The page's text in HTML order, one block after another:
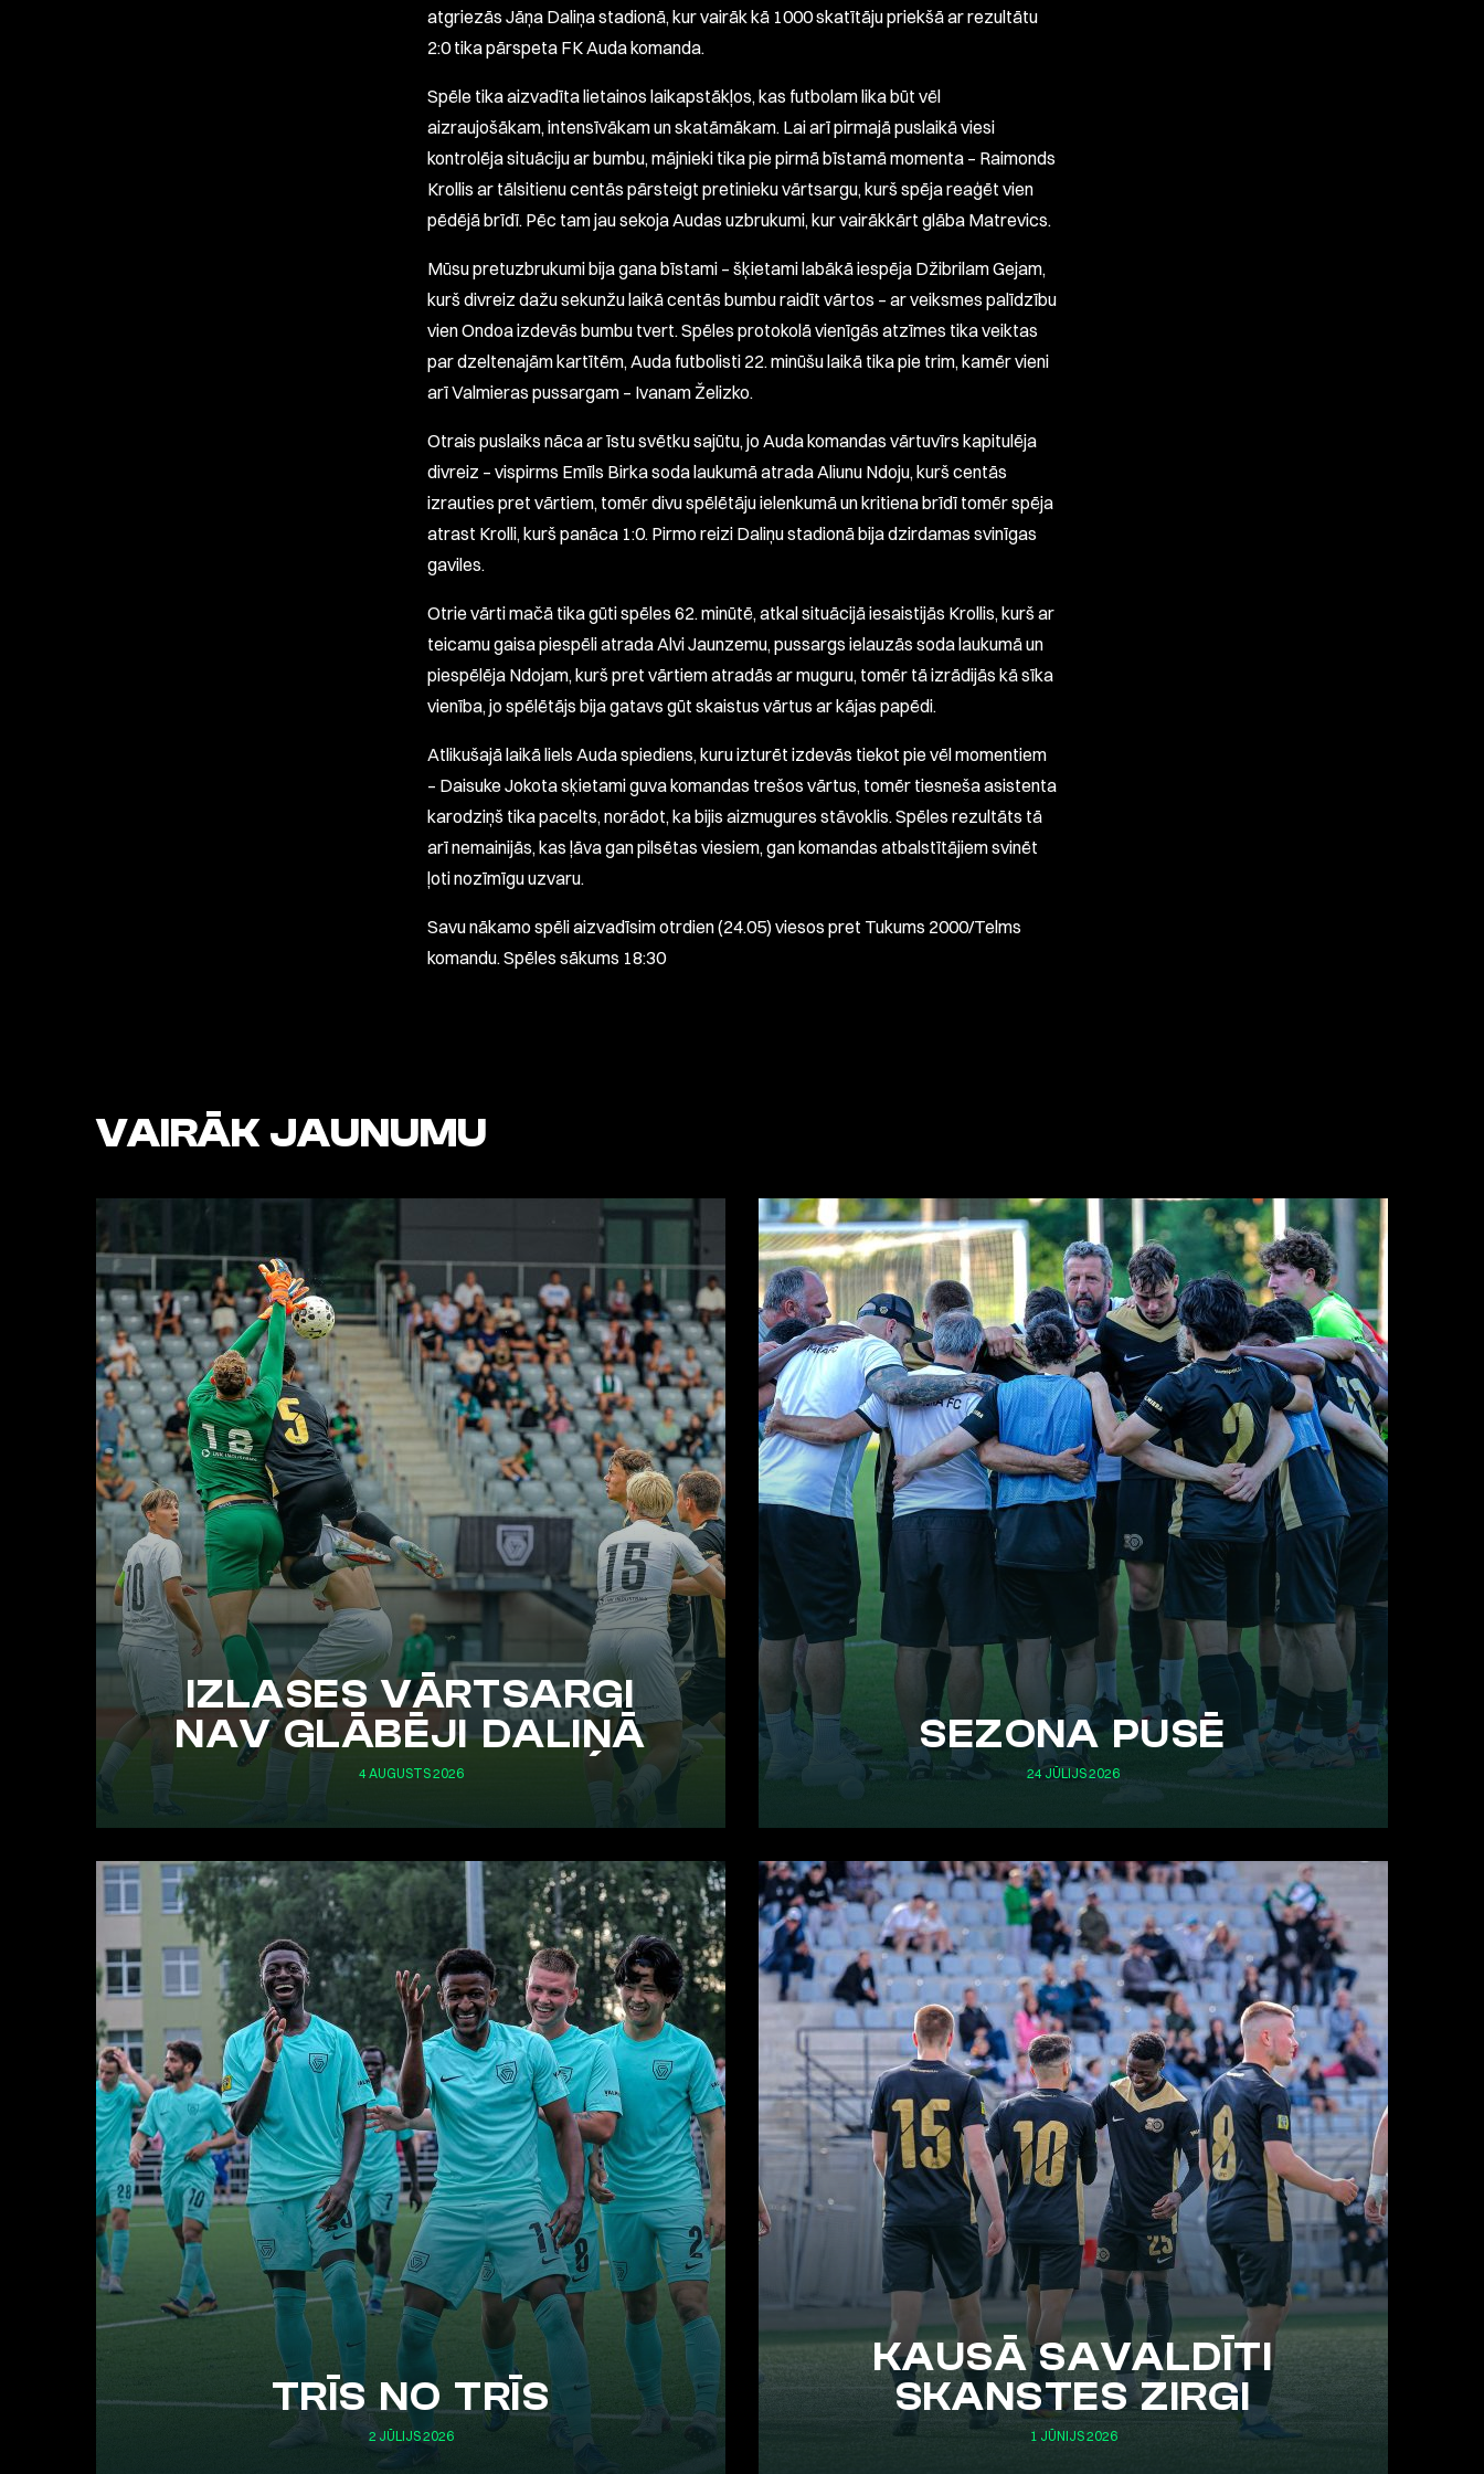
atgriezās Jāņa Daliņa stadionā, kur vairāk kā 1000 skatītāju priekšā ar rezultātu
2:0 tika pārspeta FK Auda komanda.
Spēle tika aizvadīta lietainos laikapstākļos, kas futbolam lika būt vēl
aizraujošākam, intensīvākam un skatāmākam. Lai arī pirmajā puslaikā viesi
kontrolēja situāciju ar bumbu, mājnieki tika pie pirmā bīstamā momenta – Raimonds
Krollis ar tālsitienu centās pārsteigt pretinieku vārtsargu, kurš spēja reaģēt vien
pēdējā brīdī. Pēc tam jau sekoja Audas uzbrukumi, kur vairākkārt glāba Matrevics.
Mūsu pretuzbrukumi bija gana bīstami – šķietami labākā iespēja Džibrilam Gejam,
kurš divreiz dažu sekunžu laikā centās bumbu raidīt vārtos – ar veiksmes palīdzību
vien Ondoa izdevās bumbu tvert. Spēles protokolā vienīgās atzīmes tika veiktas
par dzeltenajām kartītēm, Auda futbolisti 22. minūšu laikā tika pie trim, kamēr vieni
arī Valmieras pussargam – Ivanam Želizko.
Otrais puslaiks nāca ar īstu svētku sajūtu, jo Auda komandas vārtuvīrs kapitulēja
divreiz – vispirms Emīls Birka soda laukumā atrada Aliunu Ndoju, kurš centās
izrauties pret vārtiem, tomēr divu spēlētāju ielenkumā un kritiena brīdī tomēr spēja
atrast Krolli, kurš panāca 1:0. Pirmo reizi Daliņu stadionā bija dzirdamas svinīgas
gaviles.
Otrie vārti mačā tika gūti spēles 62. minūtē, atkal situācijā iesaistijās Krollis, kurš ar
teicamu gaisa piespēli atrada Alvi Jaunzemu, pussargs ielauzās soda laukumā un
piespēlēja Ndojam, kurš pret vārtiem atradās ar muguru, tomēr tā izrādijās kā sīka
vienība, jo spēlētājs bija gatavs gūt skaistus vārtus ar kājas papēdi.
Atlikušajā laikā liels Auda spiediens, kuru izturēt izdevās tiekot pie vēl momentiem
– Daisuke Jokota sķietami guva komandas trešos vārtus, tomēr tiesneša asistenta
karodziņš tika pacelts, norādot, ka bijis aizmugures stāvoklis. Spēles rezultāts tā
arī nemainijās, kas ļāva gan pilsētas viesiem, gan komandas atbalstītājiem svinēt
ļoti nozīmīgu uzvaru.
Savu nākamo spēli aizvadīsim otrdien (24.05) viesos pret Tukums 2000/Telms
komandu. Spēles sākums 18:30
VAIRĀK JAUNUMU
IZLASES VĀRTSARGI
NAV GLĀBĒJI DALIŅĀ
4 AUGUSTS 2026
SEZONA PUSĒ
24 JŪLIJS 2026
TRĪS NO TRĪS
2 JŪLIJS 2026
KAUSĀ SAVALDĪTI
SKANSTES ZIRGI
1 JŪNIJS 2026